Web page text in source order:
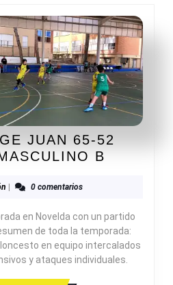
JUAN 65-52
B
65-
52
ALEVÍN
Redacción0 comentarios
en Novelda con un partido
de toda la temporada:
en equipo intercalados
y ataques individuales.